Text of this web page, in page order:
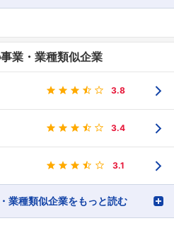
業・業種類似企業
3.8
3.4
3.1
業種類似企業をもっと読む